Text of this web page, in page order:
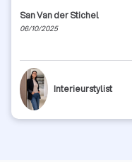
San Van der Stichel
06/10/2025
Interieurstylist